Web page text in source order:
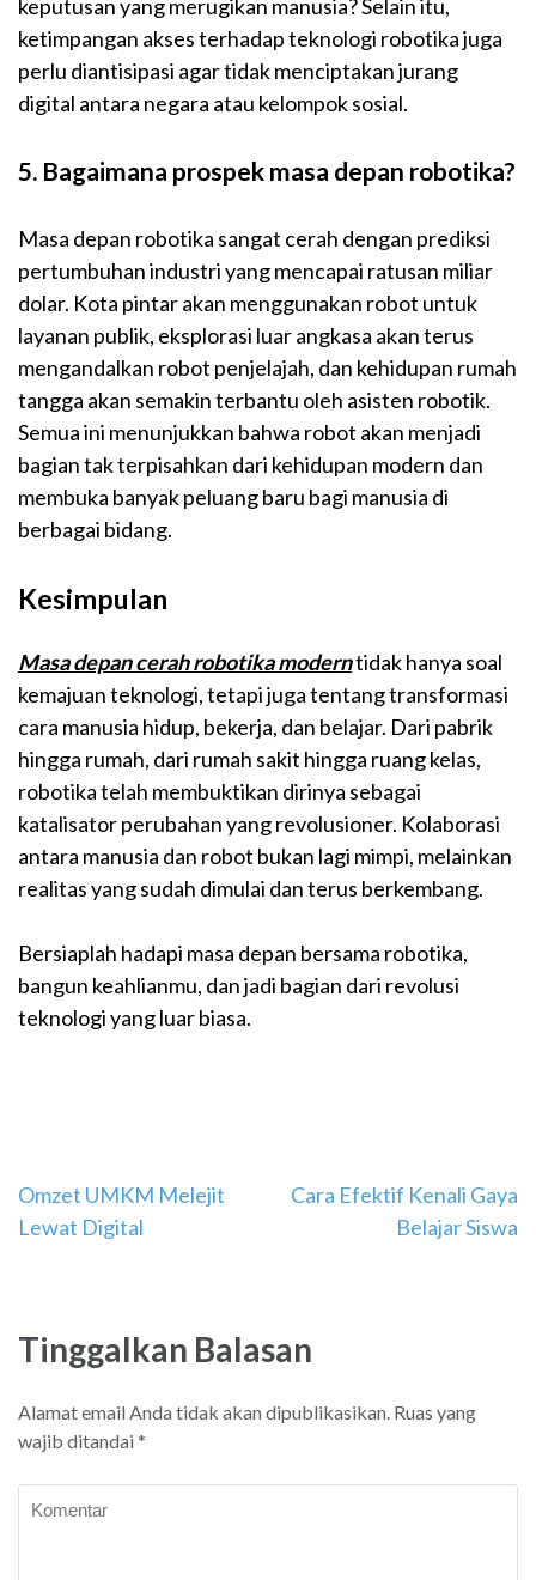
keputusan yang merugikan manusia? Selain itu,
ketimpangan akses terhadap teknologi robotika juga
perlu diantisipasi agar tidak menciptakan jurang
digital antara negara atau kelompok sosial.
5. Bagaimana prospek masa depan robotika?
Masa depan robotika sangat cerah dengan prediksi
pertumbuhan industri yang mencapai ratusan miliar
dolar. Kota pintar akan menggunakan robot untuk
layanan publik, eksplorasi luar angkasa akan terus
mengandalkan robot penjelajah, dan kehidupan rumah
tangga akan semakin terbantu oleh asisten robotik.
Semua ini menunjukkan bahwa robot akan menjadi
bagian tak terpisahkan dari kehidupan modern dan
membuka banyak peluang baru bagi manusia di
berbagai bidang.
Kesimpulan
Masa depan cerah robotika moderntidak hanya soal
kemajuan teknologi, tetapi juga tentang transformasi
cara manusia hidup, bekerja, dan belajar. Dari pabrik
hingga rumah, dari rumah sakit hingga ruang kelas,
robotika telah membuktikan dirinya sebagai
katalisator perubahan yang revolusioner. Kolaborasi
antara manusia dan robot bukan lagi mimpi, melainkan
realitas yang sudah dimulai dan terus berkembang.
Bersiaplah hadapi masa depan bersama robotika,
bangun keahlianmu, dan jadi bagian dari revolusi
teknologi yang luar biasa.
Navigasi
pos
Omzet UMKM Melejit
Lewat Digital
Cara Efektif Kenali Gaya
Belajar Siswa
Tinggalkan Balasan
Alamat email Anda tidak akan dipublikasikan. Ruas yang
wajib ditandai *